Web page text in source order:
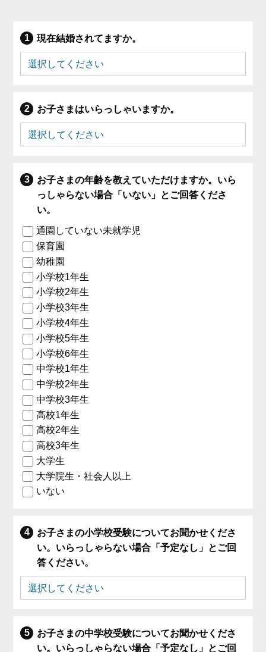
現在結婚されてますか。
お子さまはいらっしゃいますか。
お子さまの年齢を教えていただけますか。いら
っしゃらない場合「いない」とご回答くださ
い。
通園していない未就学児
保育園
幼稚園
小学校1年生
小学校2年生
小学校3年生
小学校4年生
小学校5年生
小学校6年生
中学校1年生
中学校2年生
中学校3年生
高校1年生
高校2年生
高校3年生
大学生
大学院生・社会人以上
いない
お子さまの小学校受験についてお聞かせくださ
い。いらっしゃらない場合「予定なし」とご回
答ください。
お子さまの中学校受験についてお聞かせくださ
い。いらっしゃらない場合「予定なし」とご回